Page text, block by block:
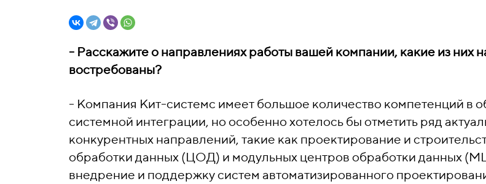
- Расскажите о направлениях работы вашей компании, какие из них
востребованы?
- Компания Кит-системс имеет большое количество компетенций в
системной интеграции, но особенно хотелось бы отметить ряд
конкурентных направлений, такие как проектирование и
обработки данных (ЦОД) и модульных центров обработки данных
внедрение и поддержку систем автоматизированного